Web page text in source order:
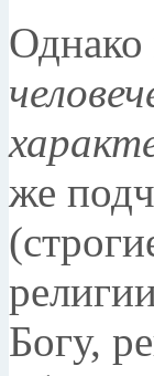
Однако
же
Богу,